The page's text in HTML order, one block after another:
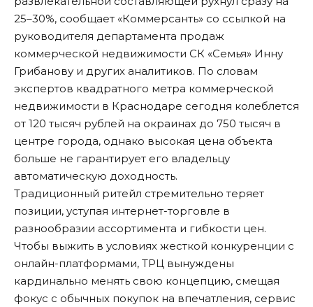
25–30%, сообщает «Коммерсанть» со ссылкой на
руководителя департамента продаж
коммерческой недвижимости СК «Семья» Инну
Грибанову и других аналитиков. По словам
экспертов квадратного метра коммерческой
недвижимости в Краснодаре сегодня колеблется
от 120 тысяч рублей на окраинах до 750 тысяч в
центре города, однако высокая цена объекта
больше не гарантирует его владельцу
автоматическую доходность.
Традиционный ритейл стремительно теряет
позиции, уступая интернет-торговле в
разнообразии ассортимента и гибкости цен.
Чтобы выжить в условиях жесткой конкуренции с
онлайн-платформами, ТРЦ вынуждены
кардинально менять свою концепцию, смещая
фокус с обычных покупок на впечатления, сервис